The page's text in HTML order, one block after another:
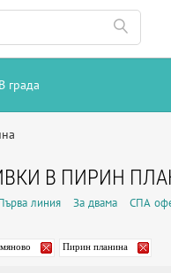
В града
В ПИРИН
линия За двама СПА
Пирин планина